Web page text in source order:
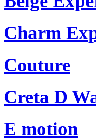
Charm
Couture
Creta D
E motion